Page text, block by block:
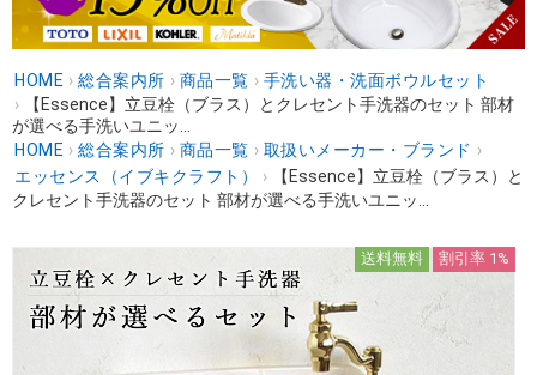
HOME › 総合案内所 › 商品一覧 › 手洗い器・洗面ボウルセット
›
【Essence】立豆栓（ブラス）とクレセント手洗器のセット 部材
が選べる手洗いユニッ...
HOME › 総合案内所 › 商品一覧 › 取扱いメーカー・ブランド ›
エッセンス（イブキクラフト）
›
【Essence】立豆栓（ブラス）と
クレセント手洗器のセット 部材が選べる手洗いユニッ...
送料無料 割引率 1%